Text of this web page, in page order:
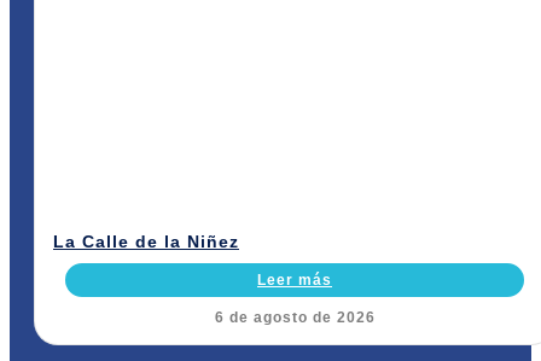
La Calle de la Niñez
Leer más
6 de agosto de 2026